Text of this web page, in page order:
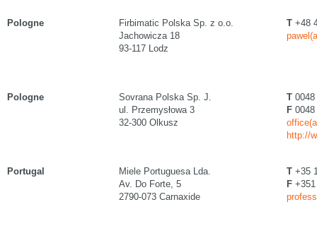
Pologne
Firbimatic Polska Sp. z o.o.
Jachowicza 18
93-117 Lodz
T +48
Pologne
Sovrana Polska Sp. J.
ul. Przemysłowa 3
32-300 Olkusz
T
F
http://
Portugal
Miele Portuguesa Lda.
Av. Do Forte, 5
2790-073 Carnaxide
T +35
F